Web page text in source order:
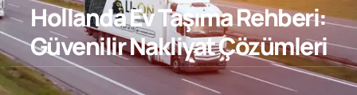
Hollanda Ev Taşıma Rehberi:
Güvenilir Nakliyat Çözümleri